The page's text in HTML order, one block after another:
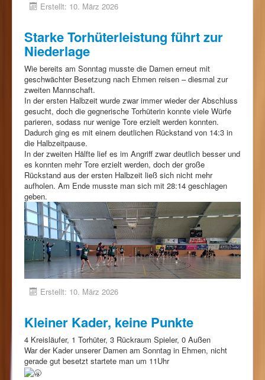
Erstellt: 10. März 2026
Starke Torhüterleistung führt zur
Niederlage
Wie bereits am Sonntag musste die Damen erneut mit
geschwächter Besetzung nach Ehmen reisen – diesmal zur
zweiten Mannschaft.
In der ersten Halbzeit wurde zwar immer wieder der Abschluss
gesucht, doch die gegnerische Torhüterin konnte viele Würfe
parieren, sodass nur wenige Tore erzielt werden konnten.
Dadurch ging es mit einem deutlichen Rückstand von 14:3 in
die Halbzeitpause.
In der zweiten Hälfte lief es im Angriff zwar deutlich besser und
es konnten mehr Tore erzielt werden, doch der große
Rückstand aus der ersten Halbzeit ließ sich nicht mehr
aufholen. Am Ende musste man sich mit 28:14 geschlagen
geben.
Erstellt: 10. März 2026
Kleiner Kader, keine Punkte
4 Kreisläufer, 1 Torhüter, 3 Rückraum Spieler, 0 Außen
War der Kader unserer Damen am Sonntag in Ehmen, nicht
gerade gut besetzt startete man um 11Uhr